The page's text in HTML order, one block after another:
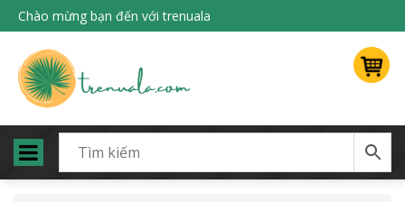
Chào mừng bạn đến với trenuala